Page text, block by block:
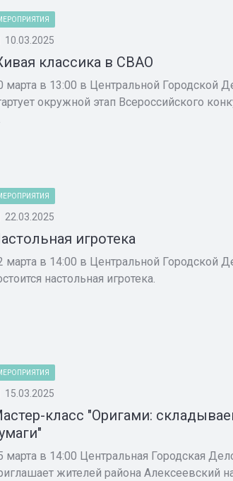
10.03.2025
классика в СВАО
марта в 13:00 в Центральной Городской
окружной этап Всероссийского
22.03.2025
игротека
марта в 14:00 в Центральной Городской
настольная игротека.
15.03.2025
класс "Оригами:
марта в 14:00 Центральная Городская
жителей района Алексеевский